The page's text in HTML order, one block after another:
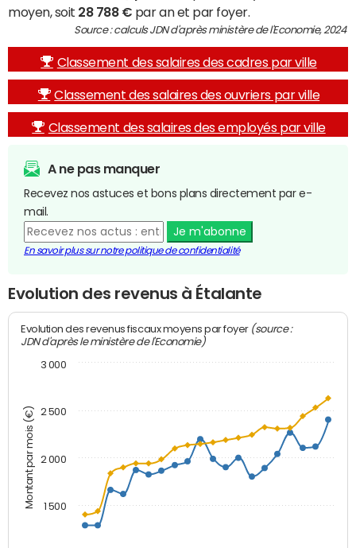
moyen, soit 28 788 € par an et par foyer.
Source : calculs JDN d'après ministère de l'Economie, 2024
Classement des salaires des cadres par ville
Classement des salaires des ouvriers par ville
Classement des salaires des employés par ville
A ne pas manquer
Recevez nos astuces et bons plans directement par e-
mail.
Je m'abonne
En savoir plus sur notre politique de confidentialité
Evolution des revenus à Étalante
Montant par mois (€)
Evolution des revenus fiscaux moyens par foyer (source :
JDN d'après le ministère de l'Economie)
1 500
2 000
2 500
3 000